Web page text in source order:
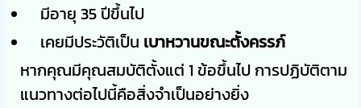
มีอายุ 35 ปีขึ้นไป
เคยมีประวัติเป็น เบาหวานขณะตั้งครรภ์
หากคุณมีคุณสมบัติตั้งแต่ 1 ข้อขึ้นไป การปฏิบัติตาม
แนวทางต่อไปนี้คือสิ่งจำเป็นอย่างยิ่ง